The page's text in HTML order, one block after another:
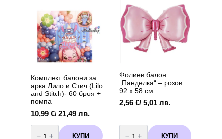
Комплект балони за
арка Лило и Стич (Lilo
and Stitch)- 60 броя +
помпа
10,99 €/ 21,49 лв.
количество
за КУПИ
Фолиев балон
„Панделка“ – розов
92 х 58 см
2,56 €/ 5,01 лв.
количество
за КУПИ